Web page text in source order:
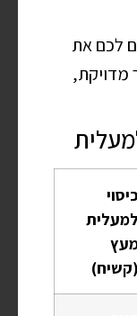
לכם את
מדויקת,
כיסוי
למעלית
(קשיח)